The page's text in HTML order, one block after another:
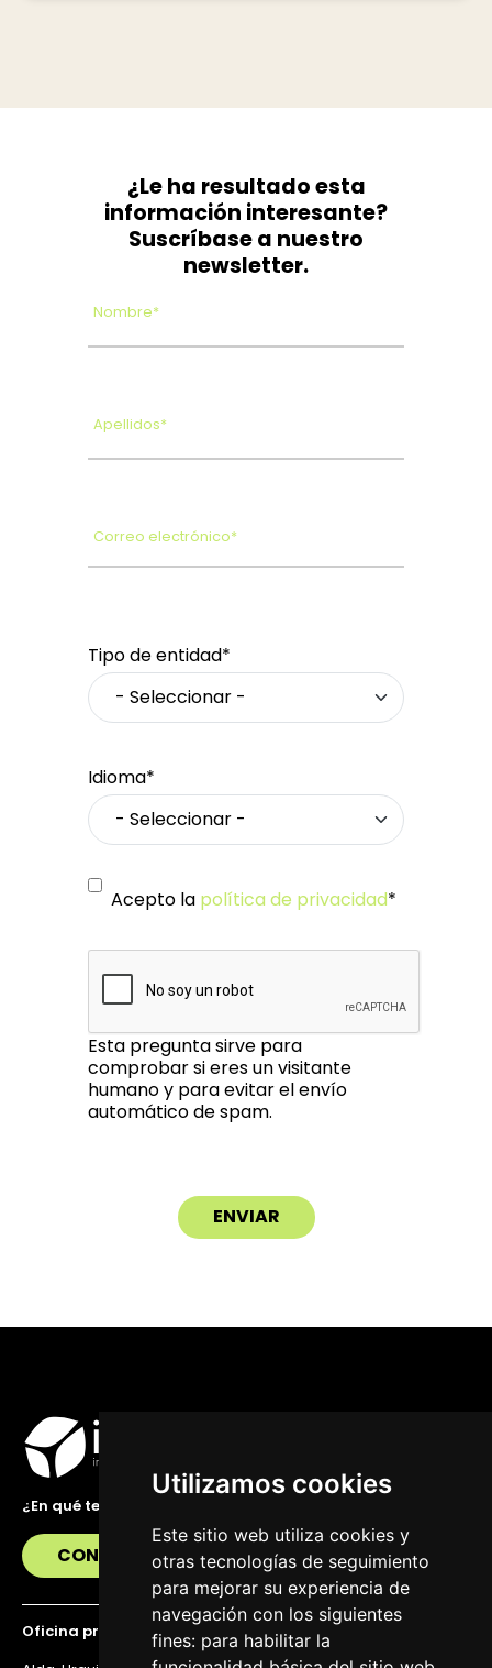
Utilizamos cookies
Este sitio web utiliza cookies y
otras tecnologías de seguimiento
para mejorar su experiencia de
navegación con los siguientes
fines: para habilitar la
¿Le ha resultado esta
información interesante?
Suscríbase a nuestro
newsletter.
Nombre*
Apellidos*
Correo electrónico*
Tipo de entidad*
Idioma*
Acepto la política de privacidad*
Esta pregunta sirve para
comprobar si eres un visitante
humano y para evitar el envío
automático de spam.
¿En qué te podemos ayudar?
CONTÁCTANOS
Oficina principal